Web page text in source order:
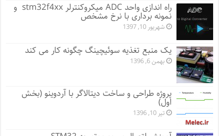
راه اندازی واحد ADC میکروکنترلر stm32f4xx و
نمونه برداری با نرخ مشخص
شهریور 10, 1397
یک منبع تغذیه سوئیچینگ چگونه کار می کند
بهمن 6, 1396
پروژه طراحی و ساخت دیتالاگر با آردوینو (بخش
اول)
تیر 10, 1396